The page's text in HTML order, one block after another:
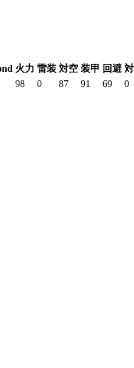
火力 雷装 対空 装甲 回避
98 0 87 91 69 0